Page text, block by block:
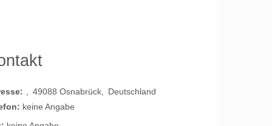
49088 Osnabrück
Deutschland
keine Angabe